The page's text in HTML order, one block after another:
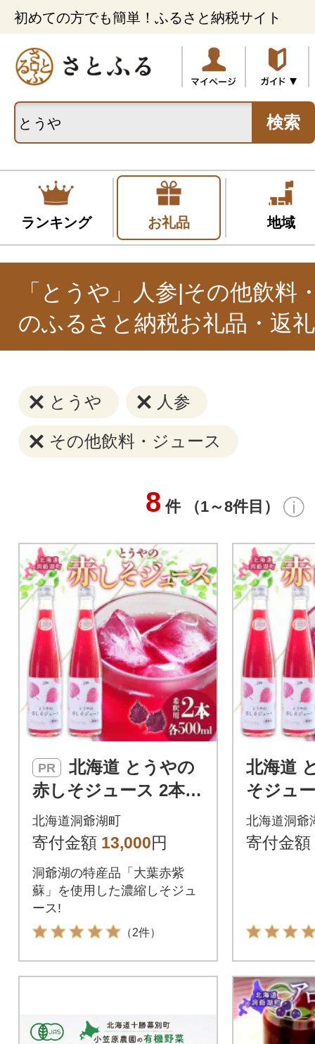
初めての方でも簡単！ふるさと納税サイト
検索
ランキング お礼品 地域
「とうや」人参|その他飲料
のふるさと納税お礼品・返
とうや 人参
その他飲料・ジュース
8 件 （1～8件目）
PR
赤しそジュース 2本入
り 希釈用 ピュアフー
ズとうや 洞爺湖町
北海道洞爺湖町
寄付金額 13,000円
洞爺湖の特産品「大葉赤紫
蘇」を使用した濃縮しそジュ
ース!
（2件）
北海道
そジュ
希釈用
とうや
北海道洞爺
寄付金額